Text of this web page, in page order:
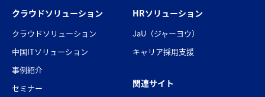
クラウドソリューション
クラウドソリューション
中国ITソリューション
事例紹介
セミナー
HRソリューション
JaU（ジャーヨウ）
キャリア採用支援
関連サイト